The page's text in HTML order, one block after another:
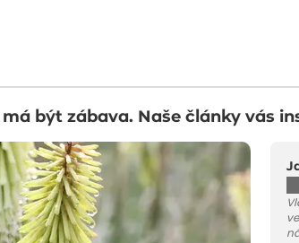
být zábava. Naše články vás